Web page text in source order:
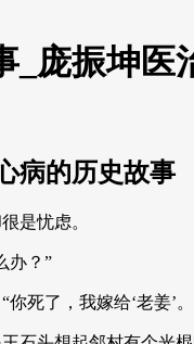
_庞振坤医
病的历史故事
是忧虑。
办？”
死了，我嫁给‘老姜’